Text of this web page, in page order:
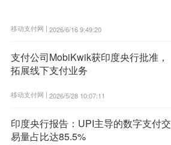
移动支付网 | 2026/6/16 9:49:20
支付公司MobiKwik获印度央行批准，
拓展线下支付业务
移动支付网 | 2026/5/28 10:07:11
印度央行报告：UPI主导的数字支付交
易量占比达85.5%